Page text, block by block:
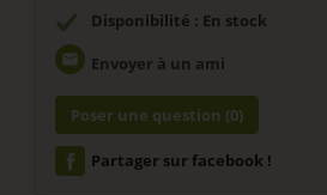
Disponibilité : En stock
email Envoyer à un ami
Poser une question (0)
Partager sur facebook !